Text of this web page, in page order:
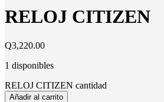
RELOJ CITIZEN
Q3,220.00
1 disponibles
RELOJ CITIZEN cantidad
Añadir al carrito